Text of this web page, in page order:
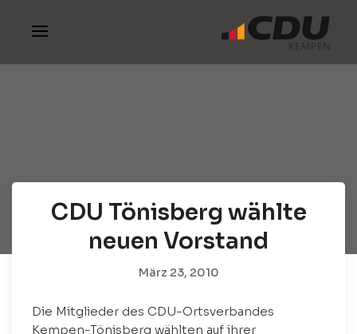
CDU Tönisberg wählte
neuen Vorstand
März 23, 2010
Die Mitglieder des CDU-Ortsverbandes
Kempen-Tönisberg wählten auf ihrer